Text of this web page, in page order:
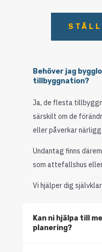
Behöver jag
tillbyggnation?
Ja, de flesta
särskilt om de
eller påverkar
Undantag finns
som attefallshus
Vi hjälper dig
Kan ni hjälpa till
planering?